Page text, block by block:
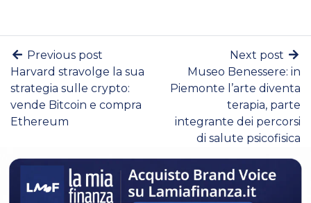
Previous post
Harvard stravolge la sua
strategia sulle crypto:
vende Bitcoin e compra
Ethereum
Next post
Museo Benessere: in
Piemonte l’arte diventa
terapia, parte
integrante dei percorsi
di salute psicofisica